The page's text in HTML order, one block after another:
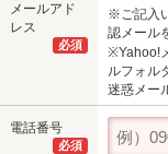
メールアド
レス
必須
※ご記入
認メール
※Yahoo!
ルフォル
迷惑メー
電話番号
必須